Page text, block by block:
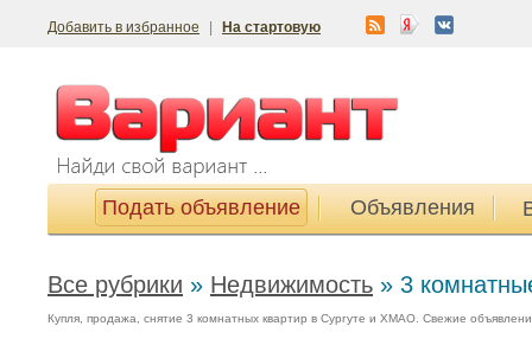
Добавить в избранное На стартовую
Подать объявление Объявления
Все рубрики » Недвижимость » 3
Купля, продажа, снятие 3 комнатных квартир в Сургуте и ХМАО. Свежие